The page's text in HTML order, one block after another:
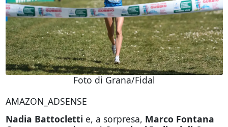
Foto di Grana/Fidal
AMAZON_ADSENSE
Nadia Battocletti e, a sorpresa, Marco Fontana